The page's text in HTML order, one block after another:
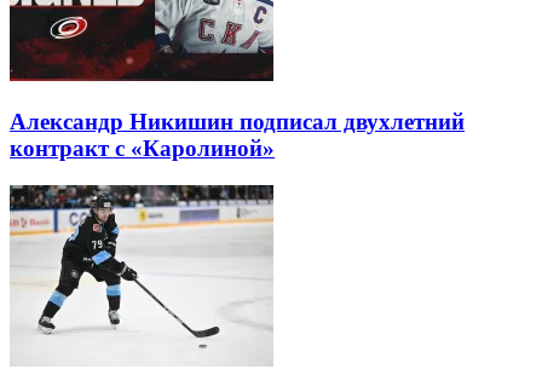
Александр Никишин подписал двухлетний
контракт с «Каролиной»